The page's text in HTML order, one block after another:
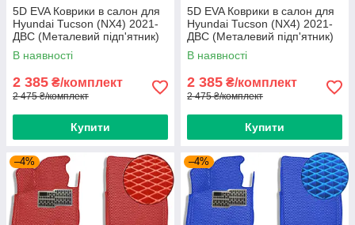
5D EVA Коврики в салон для
Hyundai Tucson (NX4) 2021-
ДВС (Металевий підп'ятник)
Бежевый-Бежевий кант 5 шт
В наявності
2 385 ₴/комплект
2 475 ₴/комплект
Купити
5D EVA Коврики в салон для
Hyundai Tucson (NX4) 2021-
ДВС (Металевий підп'ятник)
Коричневі 5 шт
В наявності
2 385 ₴/комплект
2 475 ₴/комплект
Купити
–4% –4%